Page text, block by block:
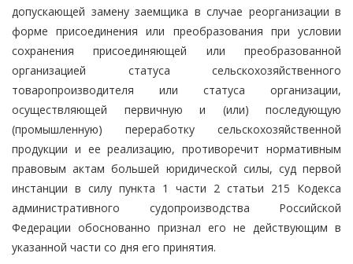
допускающей замену заемщика в случае реорганизации в
форме присоединения или преобразования при условии
сохранения присоединяющей или преобразованной
организацией статуса сельскохозяйственного
товаропроизводителя или статуса организации,
осуществляющей первичную и (или) последующую
(промышленную) переработку сельскохозяйственной
продукции и ее реализацию, противоречит нормативным
правовым актам большей юридической силы, суд первой
инстанции в силу пункта 1 части 2 статьи 215 Кодекса
административного судопроизводства Российской
Федерации обоснованно признал его не действующим в
указанной части со дня его принятия.